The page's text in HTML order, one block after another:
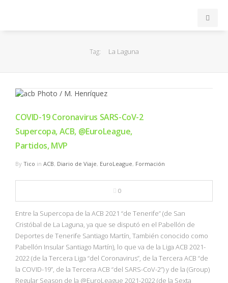
EuroLeague
FIBA
OTROS
NBA
MULTIMEDIA
Tag: La Laguna
COVID-19 Coronavirus SARS-CoV-2
Supercopa, ACB, @EuroLeague,
Partidos, MVP
By Tico in ACB, Diario de Viaje, EuroLeague, Formación
0
Entre la Supercopa de la ACB 2021 “de Tenerife” (de San
Cristóbal de La Laguna, ya que se disputó en el Pabellón de
Deportes de Tenerife Santiago Martín, También conocido como
Pabellón Insular Santiago Martín), lo que va de la Liga ACB 2021-
2022 (de la Tercera Liga “del Coronavirus”, de la Tercera ACB “de
la COVID-19”, de la Tercera ACB “del SARS-CoV-2”) y de la (Group)
Regular Season de la @EuroLeague 2021-2022 (de la Sexta